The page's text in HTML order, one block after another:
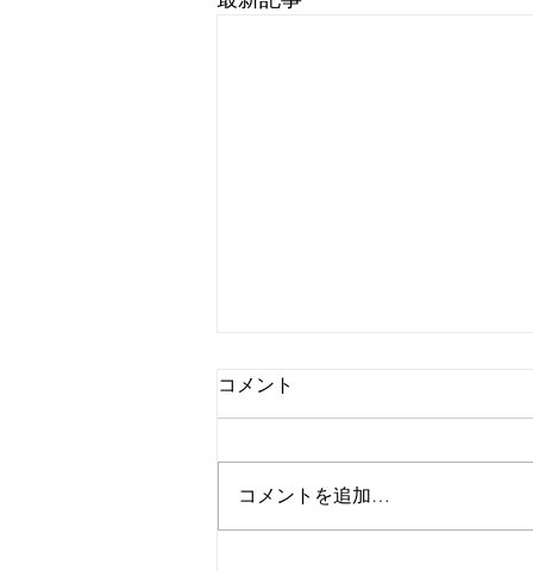
ISO教育がありました！
コメント
コメントを追加…